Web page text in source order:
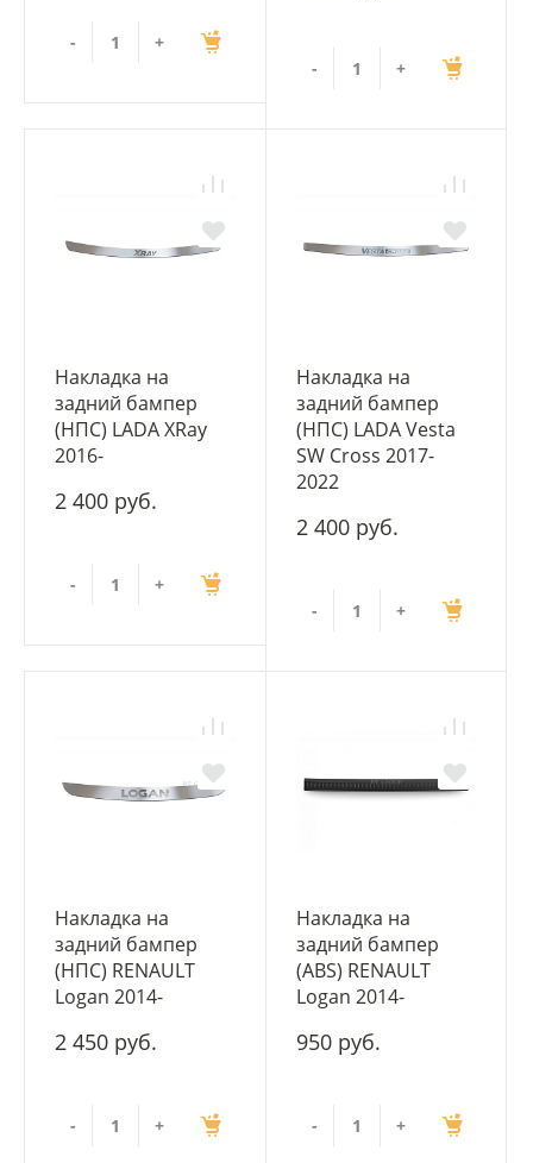
- +
- +
Накладка на
задний бампер
(НПС) LADA XRay
2016-
2 400 руб.
- +
Накладка на
задний бампер
(НПС) LADA Vesta
SW Cross 2017-
2022
2 400 руб.
- +
Накладка на
задний бампер
(НПС) RENAULT
Logan 2014-
2 450 руб.
- +
Накладка на
задний бампер
(ABS) RENAULT
Logan 2014-
950 руб.
- +